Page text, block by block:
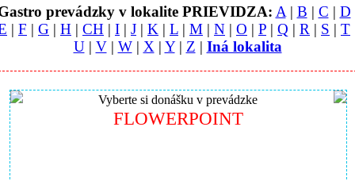
prevádzky v lokalite PRIEVIDZA: A| B | C | D
| F | G | H | CH | I | J | K | L | M | N | O | P | Q | R | S | T
U| V| W| X| Y| Z | Iná lokalita
Vyberte si donášku v prevádzke
FLOWERPOINT